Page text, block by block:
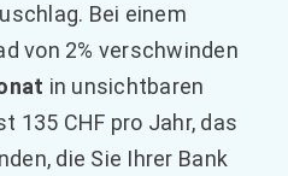
Bei einem
von 2% verschwinden
in unsichtbaren
135 CHF pro Jahr, das
die Sie Ihrer Bank